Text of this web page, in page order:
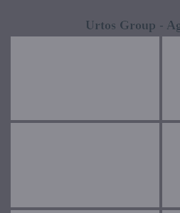
Urtos Group -